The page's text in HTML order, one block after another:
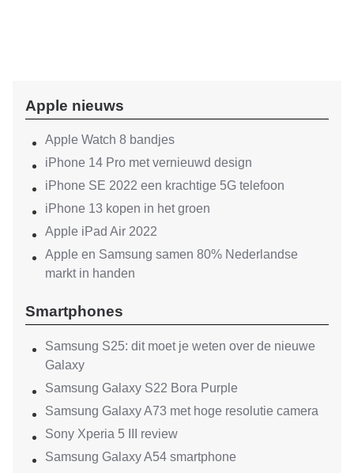
Apple nieuws
Apple Watch 8 bandjes
iPhone 14 Pro met vernieuwd design
iPhone SE 2022 een krachtige 5G telefoon
iPhone 13 kopen in het groen
Apple iPad Air 2022
Apple en Samsung samen 80% Nederlandse
markt in handen
Smartphones
Samsung S25: dit moet je weten over de nieuwe
Galaxy
Samsung Galaxy S22 Bora Purple
Samsung Galaxy A73 met hoge resolutie camera
Sony Xperia 5 III review
Samsung Galaxy A54 smartphone